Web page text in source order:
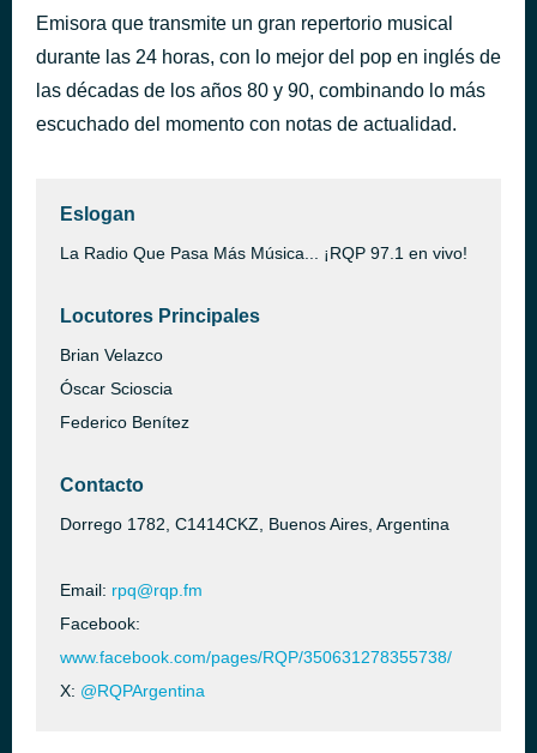
Emisora que transmite un gran repertorio musical
durante las 24 horas, con lo mejor del pop en inglés de
las décadas de los años 80 y 90, combinando lo más
escuchado del momento con notas de actualidad.
Eslogan
La Radio Que Pasa Más Música... ¡RQP 97.1 en vivo!
Locutores Principales
Brian Velazco
Óscar Scioscia
Federico Benítez
Contacto
Dorrego 1782, C1414CKZ, Buenos Aires, Argentina
Email: rpq@rqp.fm
Facebook:
www.facebook.com/pages/RQP/350631278355738/
X: @RQPArgentina